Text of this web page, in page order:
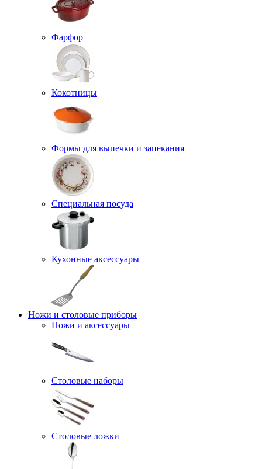
Фарфор
Кокотницы
Формы для выпечки и запекания
Специальная посуда
Кухонные аксессуары
Ножи и столовые приборы
Ножи и аксессуары
Столовые наборы
Столовые ложки